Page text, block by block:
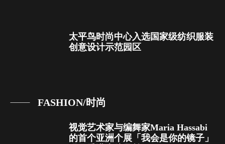
太平鸟时尚中心入选国家级纺织服装
创意设计示范园区
FASHION/时尚
视觉艺术家与编舞家Maria Hassabi
的首个亚洲个展「我会是你的镜子」